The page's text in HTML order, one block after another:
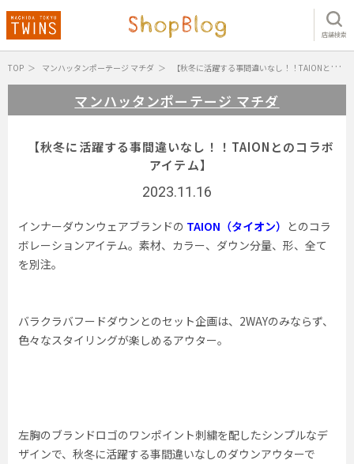
店舗検索
TOP マンハッタンポーテージ マチダ 【秋冬に活躍する事間違いなし！！TAIONとのコラボアイテム】
マンハッタンポーテージ マチダ
【秋冬に活躍する事間違いなし！！TAIONとのコラボ
アイテム】
2023.11.16
インナーダウンウェアブランドの TAION（タイオン） とのコラ
ボレーションアイテム。素材、カラー、ダウン分量、形、全て
を別注。
バラクラバフードダウンとのセット企画は、2WAYのみならず、
色々なスタイリングが楽しめるアウター。
左胸のブランドロゴのワンポイント刺繍を配したシンプルなデ
ザインで、秋冬に活躍する事間違いなしのダウンアウターで